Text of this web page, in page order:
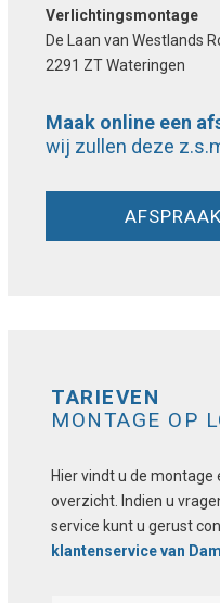
Verlichtingsmontage
De Laan van Westlands
2291 ZT Wateringen
Maak online een
wij zullen deze
TARIEVEN
MONTAGE OP
Hier vindt u de montage
overzicht. Indien u
service kunt u gerust
klantenservice van